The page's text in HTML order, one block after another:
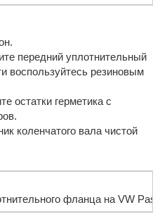
передний уплотнительный
воспользуйтесь резиновым
остатки герметика с
коленчатого вала чистой